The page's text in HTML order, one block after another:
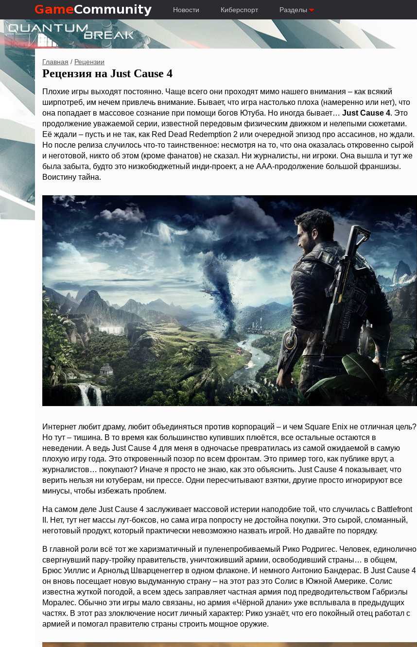
Новости Киберспорт Разделы
Главная / Рецензии
Рецензия на Just Cause 4
Плохие игры выходят постоянно. Чаще всего они проходят мимо нашего внимания – как всякий
ширпотреб, им нечем привлечь внимание. Бывает, что игра настолько плоха (намеренно или нет), что
она попадает в массовое сознание при помощи богов Ютуба. Но иногда бывает… Just Cause 4. Это
продолжение уважаемой серии, известной передовым физическим движком и нелепыми сюжетами.
Её ждали – пусть и не так, как Red Dead Redemption 2 или очередной эпизод про ассасинов, но ждали.
Но после релиза случилось что-то таинственное: несмотря на то, что она оказалась откровенно сырой
и неготовой, никто об этом (кроме фанатов) не сказал. Ни журналисты, ни игроки. Она вышла и тут же
была забыта, будто это низкобюджетный инди-проект, а не ААА-продолжение большой франшизы.
Воистину тайна.
Интернет любит драму, любит объединяться против корпораций – и чем Square Enix не отличная цель?
Но тут – тишина. В то время как большинство купивших плюётся, все остальные остаются в
неведении. А ведь Just Cause 4 для меня в одночасье превратилась из самой ожидаемой в самую
плохую игру года. Это откровенный позор по всем фронтам. Это пример того, как публике врут, а
журналистов… покупают? Иначе я просто не знаю, как это объяснить. Just Cause 4 показывает, что
верить нельзя ни ютуберам, ни прессе. Одни пересчитывают взятки, другие просто игнорируют все
минусы, чтобы избежать проблем.
На самом деле Just Cause 4 заслуживает массовой истерии наподобие той, что случилась с Battlefront
II. Нет, тут нет массы лут-боксов, но сама игра попросту не достойна покупки. Это сырой, сломанный,
неготовый продукт, который практически невозможно назвать игрой. Но давайте по порядку.
В главной роли всё тот же харизматичный и пуленепробиваемый Рико Родригес. Человек, единолично
свергнувший пару-тройку правительств, уничтоживший армии, освободивший страны… в общем,
Брюс Уиллис и Арнольд Шварценеггер в одном флаконе. И немного Антонио Бандерас. В Just Cause 4
он вновь посещает новую выдуманную страну – на этот раз это Солис в Южной Америке. Солис
известна жуткой погодой, а всем здесь заправляет частная армия под предводительством Габриэлы
Моралес. Обычно эти игры мало связаны, но армия «Чёрной длани» уже всплывала в предыдущих
частях. В этот раз злоключение носит личный характер: Рико узнаёт, что его покойный отец работал с
армией и помогал правителю страны строить мощное оружие.